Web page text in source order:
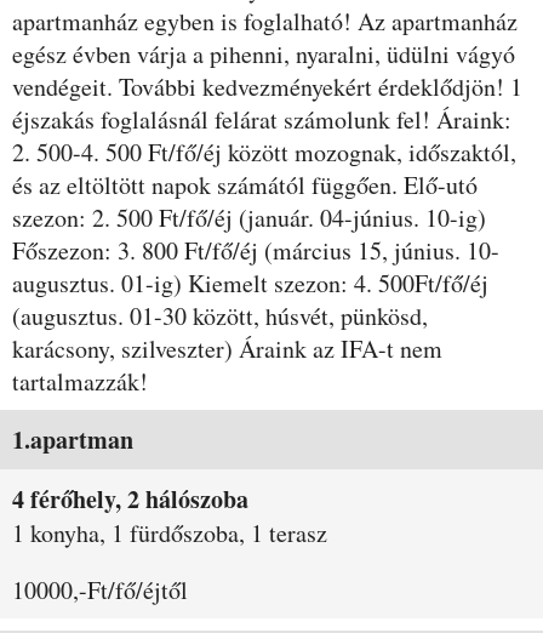
apartmanház egyben is foglalható! Az apartmanház
egész évben várja a pihenni, nyaralni, üdülni vágyó
vendégeit. További kedvezményekért érdeklődjön! 1
éjszakás foglalásnál felárat számolunk fel! Áraink:
2. 500-4. 500 Ft/fő/éj között mozognak, időszaktól,
és az eltöltött napok számától függően. Elő-utó
szezon: 2. 500 Ft/fő/éj (január. 04-június. 10-ig)
Főszezon: 3. 800 Ft/fő/éj (március 15, június. 10-
augusztus. 01-ig) Kiemelt szezon: 4. 500Ft/fő/éj
(augusztus. 01-30 között, húsvét, pünkösd,
karácsony, szilveszter) Áraink az IFA-t nem
tartalmazzák!
Szobák és árak
1.apartman
4 férőhely, 2 hálószoba
1 konyha, 1 fürdőszoba, 1 terasz
10000,-Ft/fő/éjtől